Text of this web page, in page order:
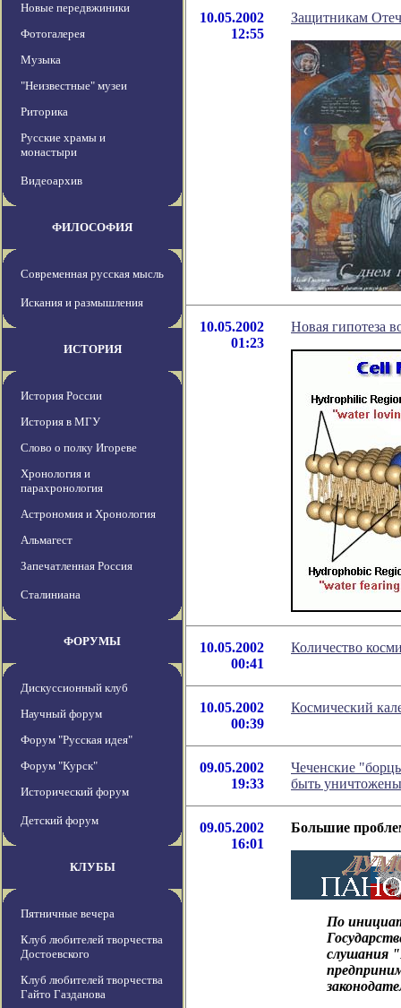
Новые передвжиники
Фотогалерея
Музыка
"Неизвестные" музеи
Риторика
Русские храмы и
монастыри
Видеоархив
ФИЛОСОФИЯ
Современная русская мысль
Искания и размышления
ИСТОРИЯ
История России
История в МГУ
Слово о полку Игореве
Хронология и
парахронология
Астрономия и Хронология
Альмагест
Запечатленная Россия
Сталиниана
ФОРУМЫ
Дискуссионный клуб
Научный форум
Форум "Русская идея"
Форум "Курск"
Исторический форум
Детский форум
КЛУБЫ
Пятничные вечера
Клуб любителей творчества
Достоевского
Клуб любителей творчества
Гайто Газданова
10.05.2002
12:55
Защитникам
10.05.2002
01:23
Новая гипотеза
10.05.2002
00:41
Количество
10.05.2002
00:39
Космический
09.05.2002
19:33
Чеченские
быть уничтожены
09.05.2002
16:01
Большие
По
слушания